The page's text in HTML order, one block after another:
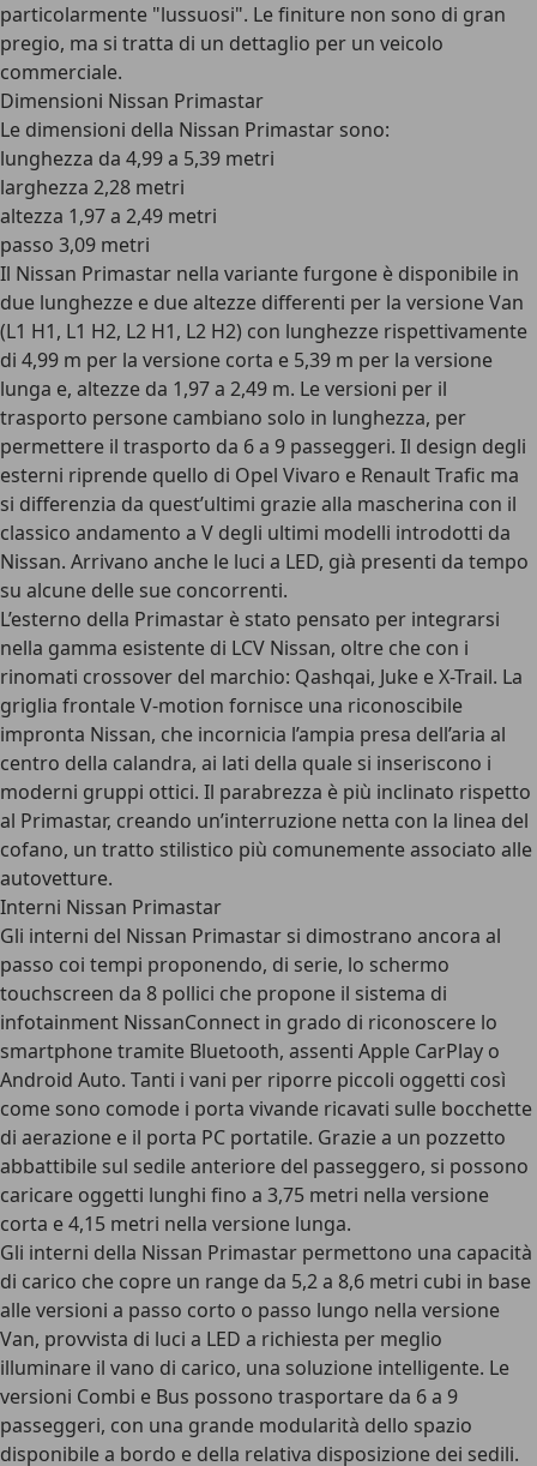
particolarmente "lussuosi". Le finiture non sono di gran
pregio, ma si tratta di un dettaglio per un veicolo
commerciale.
Dimensioni Nissan Primastar
Le dimensioni della Nissan Primastar sono:
lunghezza da 4,99 a 5,39 metri
larghezza 2,28 metri
altezza 1,97 a 2,49 metri
passo 3,09 metri
Il Nissan Primastar nella variante furgone è disponibile in
due lunghezze e due altezze differenti per la versione Van
(L1 H1, L1 H2, L2 H1, L2 H2) con lunghezze rispettivamente
di 4,99 m per la versione corta e 5,39 m per la versione
lunga e, altezze da 1,97 a 2,49 m. Le versioni per il
trasporto persone cambiano solo in lunghezza, per
permettere il trasporto da 6 a 9 passeggeri. Il design degli
esterni riprende quello di Opel Vivaro e Renault Trafic ma
si differenzia da quest’ultimi grazie alla mascherina con il
classico andamento a V degli ultimi modelli introdotti da
Nissan. Arrivano anche le luci a LED, già presenti da tempo
su alcune delle sue concorrenti.
L’esterno della Primastar è stato pensato per integrarsi
nella gamma esistente di LCV Nissan, oltre che con i
rinomati crossover del marchio: Qashqai, Juke e X-Trail. La
griglia frontale V-motion fornisce una riconoscibile
impronta Nissan, che incornicia l’ampia presa dell’aria al
centro della calandra, ai lati della quale si inseriscono i
moderni gruppi ottici. Il parabrezza è più inclinato rispetto
al Primastar, creando un’interruzione netta con la linea del
cofano, un tratto stilistico più comunemente associato alle
autovetture.
Interni Nissan Primastar
Gli interni del Nissan Primastar si dimostrano ancora al
passo coi tempi proponendo, di serie, lo schermo
touchscreen da 8 pollici che propone il sistema di
infotainment NissanConnect in grado di riconoscere lo
smartphone tramite Bluetooth, assenti Apple CarPlay o
Android Auto. Tanti i vani per riporre piccoli oggetti così
come sono comode i porta vivande ricavati sulle bocchette
di aerazione e il porta PC portatile. Grazie a un pozzetto
abbattibile sul sedile anteriore del passeggero, si possono
caricare oggetti lunghi fino a 3,75 metri nella versione
corta e 4,15 metri nella versione lunga.
Gli interni della Nissan Primastar permettono una capacità
di carico che copre un range da 5,2 a 8,6 metri cubi in base
alle versioni a passo corto o passo lungo nella versione
Van, provvista di luci a LED a richiesta per meglio
illuminare il vano di carico, una soluzione intelligente. Le
versioni Combi e Bus possono trasportare da 6 a 9
passeggeri, con una grande modularità dello spazio
disponibile a bordo e della relativa disposizione dei sedili.